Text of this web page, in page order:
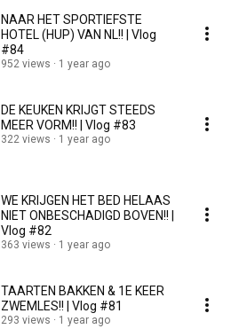
NAAR HET SPORTIEFSTE
HOTEL (HUP) VAN NL!! | Vlog
#84
952 views 1 year ago
DE KEUKEN KRIJGT STEEDS
MEER VORM!! | Vlog #83
322 views 1 year ago
WE KRIJGEN HET BED HELAAS
NIET ONBESCHADIGD BOVEN!! |
Vlog #82
363 views 1 year ago
TAARTEN BAKKEN & 1E KEER
ZWEMLES!! | Vlog #81
293 views 1 year ago